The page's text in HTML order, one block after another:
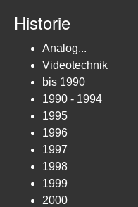
Historie
Analog...
Videotechnik
bis 1990
1990 - 1994
1995
1996
1997
1998
1999
2000